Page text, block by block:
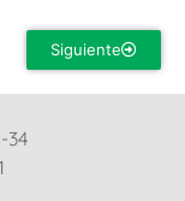
Siguiente
34